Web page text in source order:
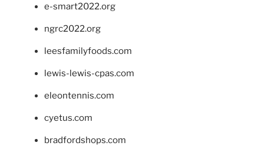
e-smart2022.org
ngrc2022.org
leesfamilyfoods.com
lewis-lewis-cpas.com
eleontennis.com
cyetus.com
bradfordshops.com